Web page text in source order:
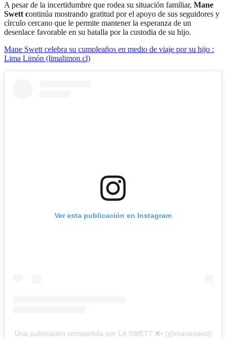
A pesar de la incertidumbre que rodea su situación familiar, Mane
Swett continúa mostrando gratitud por el apoyo de sus seguidores y
círculo cercano que le permite mantener la esperanza de un
desenlace favorable en su batalla por la custodia de su hijo.
Mane Swett celebra su cumpleaños en medio de viaje por su hijo :
Lima Limón (limalimon.cl)
Ver esta publicación en Instagram
Una publicación compartida por LA SWETT ❌• (@maneswett)